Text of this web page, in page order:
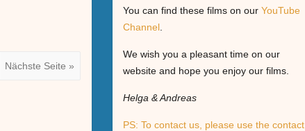
Nächste Seite »
You can find these films on our YouTube
Channel.
We wish you a pleasant time on our
website and hope you enjoy our films.
Helga & Andreas
PS: To contact us, please use the contact